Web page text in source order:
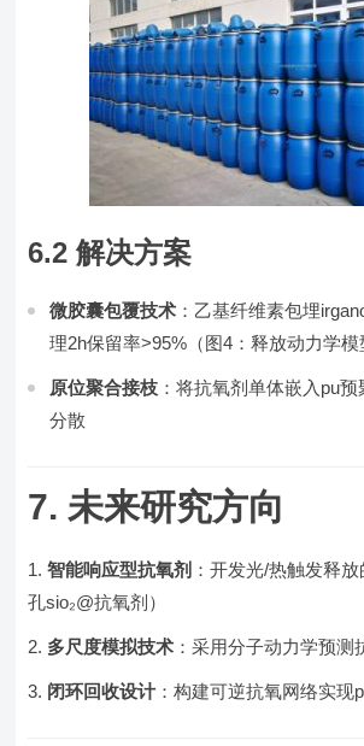
6.2 解决方案
微胶囊包覆技术 ：乙基纤维素包埋
理2h保留率>95%（图4：释放动力学模
原位聚合接枝 ：将抗氧剂单体嵌入pu
分散
7. 未来研究方向
智能响应型抗氧剂 ：开发光/热触发释
孔sio₂@抗氧剂）
多尺度模拟技术 ：采用分子动力学预测
闭环回收设计：构建可逆抗氧网络实现